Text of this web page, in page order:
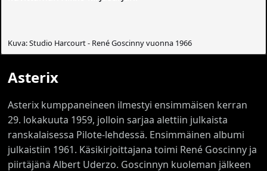
Kuva: Studio Harcourt - René Goscinny vuonna 1966
Asterix
Asterix kumppaneineen ilmestyi ensimmäisen kerran
29. lokakuuta 1959, jolloin sarjaa alettiin julkaista
ranskalaisessa Pilote-lehdessä. Ensimmäinen albumi
julkaistiin 1961. Käsikirjoittajana toimi René Goscinny ja
piirtäjänä Albert Uderzo. Goscinnyn kuoleman jälkeen